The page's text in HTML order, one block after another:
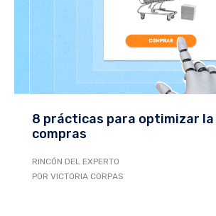
8 prácticas para optimizar
compras
RINCÓN DEL EXPERTO
POR VICTORIA CORPAS